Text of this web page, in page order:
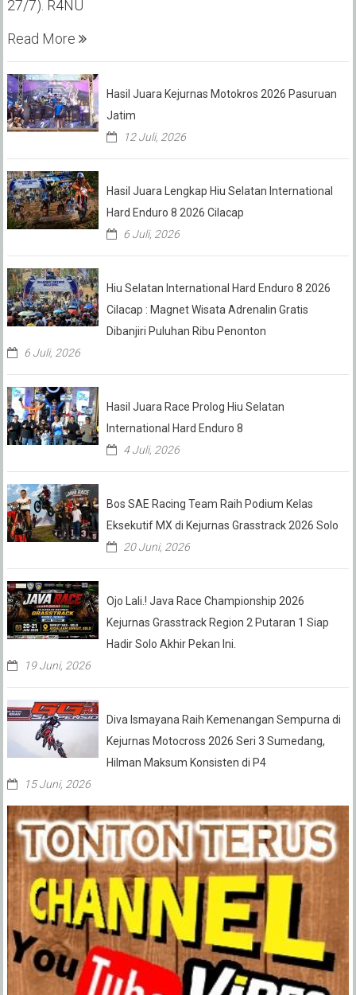
27/7). R4NU
Read More
Hasil Juara Kejurnas Motokros 2026 Pasuruan
Jatim
12 Juli, 2026
Hasil Juara Lengkap Hiu Selatan International
Hard Enduro 8 2026 Cilacap
6 Juli, 2026
Hiu Selatan International Hard Enduro 8 2026
Cilacap : Magnet Wisata Adrenalin Gratis
Dibanjiri Puluhan Ribu Penonton
6 Juli, 2026
Hasil Juara Race Prolog Hiu Selatan
International Hard Enduro 8
4 Juli, 2026
Bos SAE Racing Team Raih Podium Kelas
Eksekutif MX di Kejurnas Grasstrack 2026 Solo
20 Juni, 2026
Ojo Lali.! Java Race Championship 2026
Kejurnas Grasstrack Region 2 Putaran 1 Siap
Hadir Solo Akhir Pekan Ini.
19 Juni, 2026
Diva Ismayana Raih Kemenangan Sempurna di
Kejurnas Motocross 2026 Seri 3 Sumedang,
Hilman Maksum Konsisten di P4
15 Juni, 2026